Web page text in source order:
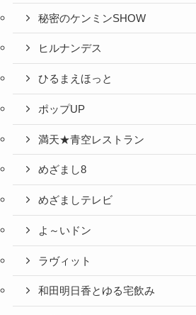
秘密のケンミンSHOW
ヒルナンデス
ひるまえほっと
ポップUP
満天★青空レストラン
めざまし8
めざましテレビ
よ～いドン
ラヴィット
和田明日香とゆる宅飲み